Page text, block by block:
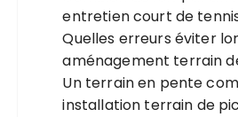
entretien court de
Quelles erreurs éviter
aménagement terrain
Un terrain en pente
installation terrain de